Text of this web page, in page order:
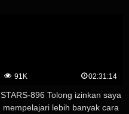
91K 02:31:14
STARS-896 Tolong izinkan saya
mempelajari lebih banyak cara